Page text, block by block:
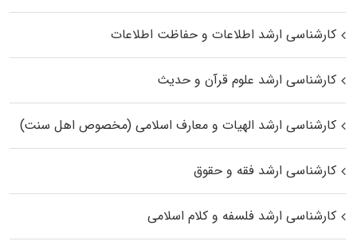
کارشناسی ارشد اطلاعات و حفاظت اطلاعات
کارشناسی ارشد علوم قرآن و حدیث
کارشناسی ارشد الهیات و معارف اسلامی (مخصوص اهل سنت)
کارشناسی ارشد فقه و حقوق
کارشناسی ارشد فلسفه و کلام اسلامی